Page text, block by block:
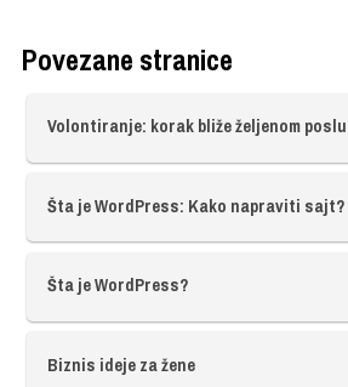
Povezane stranice
Volontiranje: korak bliže željenom poslu
Šta je WordPress: Kako napraviti sajt?
Šta je WordPress?
Biznis ideje za žene